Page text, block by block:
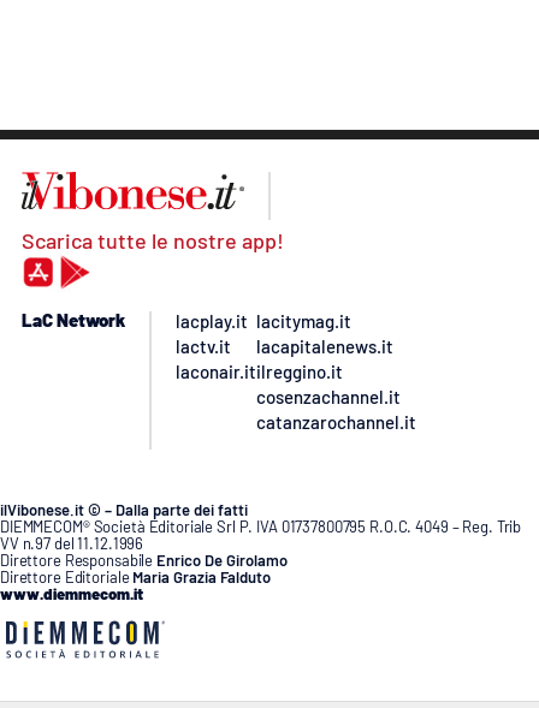
Scarica tutte le nostre app!
LaC Network
lacplay.it
lactv.it
laconair.it
lacitymag.it
lacapitalenews.it
ilreggino.it
cosenzachannel.it
catanzarochannel.it
ilVibonese.it © – Dalla parte dei fatti
DIEMMECOM® Società Editoriale Srl P. IVA 01737800795 R.O.C. 4049 – Reg. Trib
VV n.97 del 11.12.1996
Direttore Responsabile Enrico De Girolamo
Direttore Editoriale Maria Grazia Falduto
www.diemmecom.it